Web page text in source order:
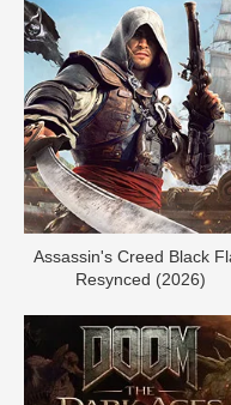
Assassin's Creed Black
Resynced (2026)